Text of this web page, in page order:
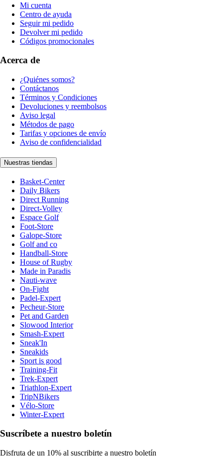
Mi cuenta
Centro de ayuda
Seguir mi pedido
Devolver mi pedido
Códigos promocionales
Acerca de
¿Quiénes somos?
Contáctanos
Términos y Condiciones
Devoluciones y reembolsos
Aviso legal
Métodos de pago
Tarifas y opciones de envío
Aviso de confidencialidad
Nuestras tiendas
Basket-Center
Daily Bikers
Direct Running
Direct-Volley
Espace Golf
Foot-Store
Galope-Store
Golf and co
Handball-Store
House of Rugby
Made in Paradis
Nauti-wave
On-Fight
Padel-Expert
Pecheur-Store
Pet and Garden
Slowood Interior
Smash-Expert
Sneak'In
Sneakids
Sport is good
Training-Fit
Trek-Expert
Triathlon-Expert
TripNBikers
Vélo-Store
Winter-Expert
Suscríbete a nuestro boletín
Disfruta de un 10% al suscribirte a nuestro boletín